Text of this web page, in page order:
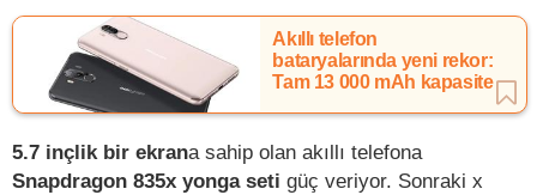
Akıllı telefon
bataryalarında yeni rekor:
Tam 13 000 mAh kapasite
5.7 inçlik bir ekrana sahip olan akıllı telefona
Snapdragon 835x yonga seti güç veriyor. Sonraki x